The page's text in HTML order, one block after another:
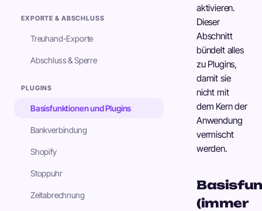
EXPORTE & ABSCHLUSS
Treuhand-Exporte
Abschluss & Sperre
PLUGINS
Basisfunktionen und Plugins
Bankverbindung
Shopify
Stoppuhr
Zeitabrechnung
aktivieren.
Dieser
Abschnitt
bündelt alles
zu Plugins,
damit sie
nicht mit
dem Kern der
Anwendung
vermischt
werden.
(immer